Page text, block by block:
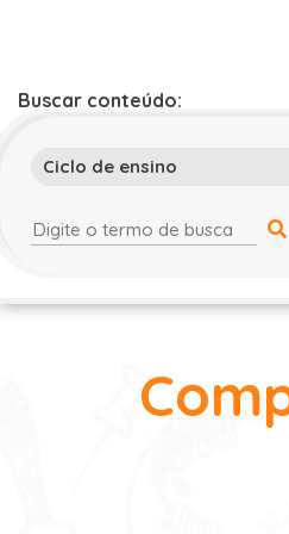
Buscar conteúdo: